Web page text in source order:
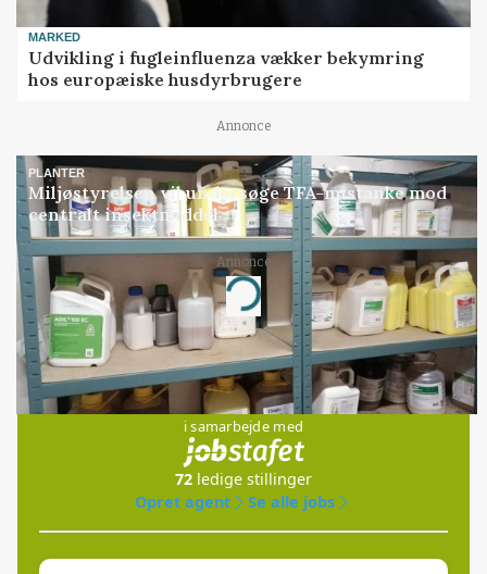
MARKED
Udvikling i fugleinfluenza vækker bekymring
hos europæiske husdyrbrugere
Annonce
PLANTER
Miljøstyrelsen vil undersøge TFA-mistanke mod
centralt insektmiddel
Annonce
Loading...
Jobs
i samarbejde med
72 ledige stillinger
Opret agent
Se alle jobs